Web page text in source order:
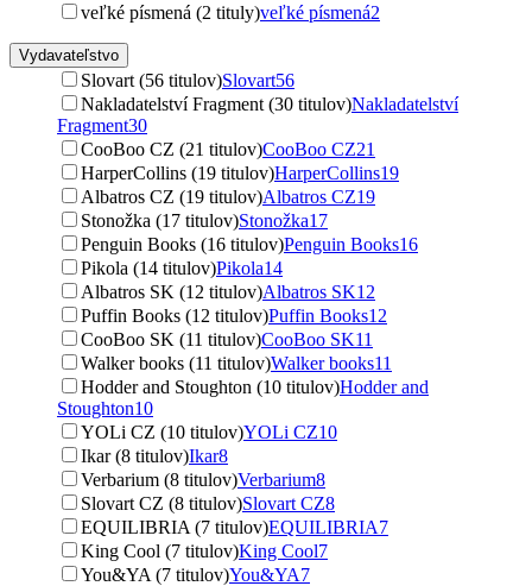
veľké písmená (2 tituly)veľké písmená2
Vydavateľstvo
Slovart (56 titulov)Slovart56
Nakladatelství Fragment (30 titulov)Nakladatelství
Fragment30
CooBoo CZ (21 titulov)CooBoo CZ21
HarperCollins (19 titulov)HarperCollins19
Albatros CZ (19 titulov)Albatros CZ19
Stonožka (17 titulov)Stonožka17
Penguin Books (16 titulov)Penguin Books16
Pikola (14 titulov)Pikola14
Albatros SK (12 titulov)Albatros SK12
Puffin Books (12 titulov)Puffin Books12
CooBoo SK (11 titulov)CooBoo SK11
Walker books (11 titulov)Walker books11
Hodder and Stoughton (10 titulov)Hodder and
Stoughton10
YOLi CZ (10 titulov)YOLi CZ10
Ikar (8 titulov)Ikar8
Verbarium (8 titulov)Verbarium8
Slovart CZ (8 titulov)Slovart CZ8
EQUILIBRIA (7 titulov)EQUILIBRIA7
King Cool (7 titulov)King Cool7
You&YA (7 titulov)You&YA7